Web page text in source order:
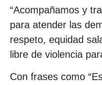
“Acompañamos y
para atender las
respeto, equidad
libre de violencia
Con frases como